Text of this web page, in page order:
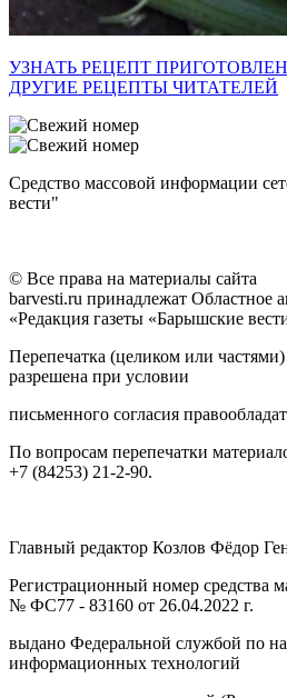
УЗНАТЬ РЕЦЕПТ
ДРУГИЕ РЕЦЕПТЫ ЧИТАТЕЛЕЙ
Средство массовой информации
вести"
© Все права на материалы сайта
barvesti.ru принадлежат Областное
«Редакция газеты «Барышские
Перепечатка (целиком или частями)
разрешена при условии
письменного согласия
По вопросам перепечатки
+7 (84253) 21-2-90.
Главный редактор Козлов Фёдор
Регистрационный номер средства
№ ФС77 - 83160 от 26.04.2022 г.
выдано Федеральной службой по
информационных технологий